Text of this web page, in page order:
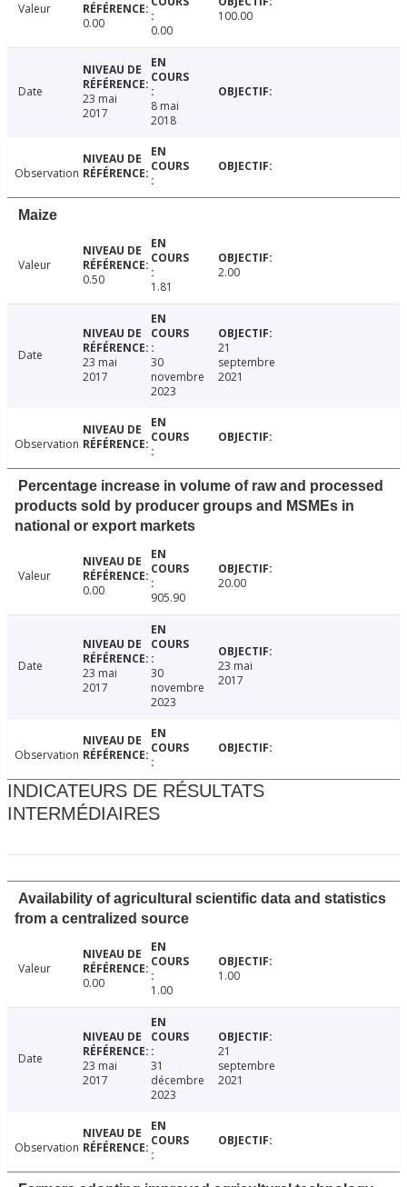
Valeur
0.00
0.00
100.00
Date
23 mai
2017
8 mai
2018
Observation
Maize
Valeur
0.50
1.81
2.00
Date
23 mai
2017
30
novembre
2023
21
septembre
2021
Observation
Percentage increase in volume of raw and processed
products sold by producer groups and MSMEs in
national or export markets
Valeur
0.00
905.90
20.00
Date
23 mai
2017
30
novembre
2023
23 mai
2017
Observation
INDICATEURS DE RÉSULTATS
INTERMÉDIAIRES
Availability of agricultural scientific data and statistics
from a centralized source
Valeur
0.00
1.00
1.00
Date
23 mai
2017
31
décembre
2023
21
septembre
2021
Observation